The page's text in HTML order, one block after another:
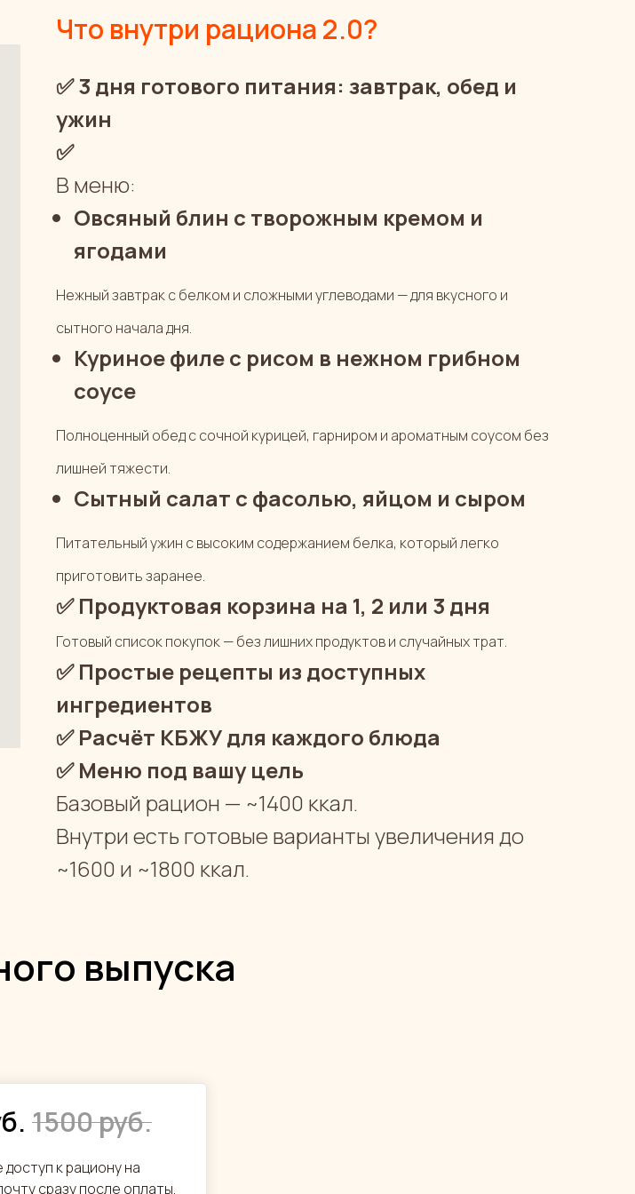
Что внутри рациона 2.0?
✅3 дня готового питания: завтрак, обед и
ужин
✅
В меню:
Овсяный блин с творожным кремом и
ягодами
Нежный завтрак с белком и сложными углеводами — для вкусного и
сытного начала дня.
Куриное филе с рисом в нежном грибном
соусе
Полноценный обед с сочной курицей, гарниром и ароматным соусом без
лишней тяжести.
Сытный салат с фасолью, яйцом и сыром
Питательный ужин с высоким содержанием белка, который легко
приготовитьзаранее.
✅Продуктовая корзина на 1, 2 или 3 дня
Готовый список покупок — без лишних продуктов и случайных трат.
✅ Простые рецепты из доступных
ингредиентов
✅ Расчёт КБЖУ для каждого блюда
✅ Меню под вашу цель
Базовый рацион — ~1400 ккал.
Внутри есть готовые варианты увеличения до
~1600 и ~1800 ккал.
выпуска
1500 руб.
к рациону на
сразу после оплаты.